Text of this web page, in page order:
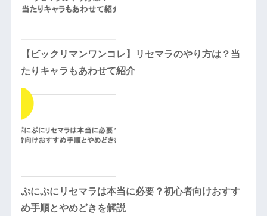
【ビックリマンワンコレ】リセマラのやり方は？当
たりキャラもあわせて紹介
ぷにぷにリセマラは本当に必要？初心者向けおすす
め手順とやめどきを解説